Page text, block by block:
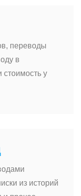
переводы
в
стоимость у
из историй